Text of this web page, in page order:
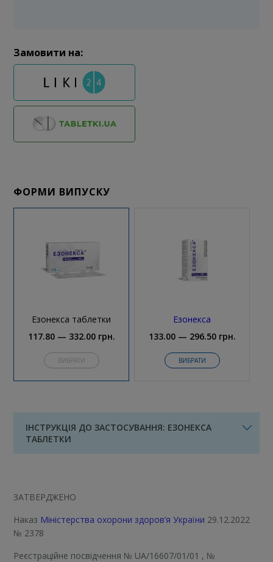
Замовити на:
ФОРМИ ВИПУСКУ
Езонекса таблетки
117.80 — 332.00 грн.
ВИБРАТИ
Езонекса
133.00 — 296.50 грн.
ВИБРАТИ
ІНСТРУКЦІЯ ДО ЗАСТОСУВАННЯ: ЕЗОНЕКСА
ТАБЛЕТКИ
ЗАТВЕРДЖЕНО
Наказ Міністерства охорони здоров’я України 29.12.2022
№ 2378
Реєстраційне посвідчення № UA/16607/01/01 , №